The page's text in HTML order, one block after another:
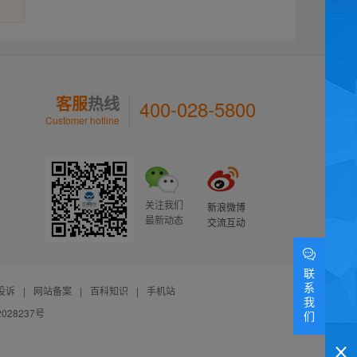
客服热线
Customer hotline 400-028-5800
关注我们
最新动态
新浪微博
交流互动
诉 | 网站备案 | 百科知识 |
手机站
号
联
系
我
们